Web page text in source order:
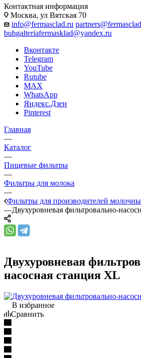
Контактная информация
Москва, ул Вятская 70
info@fermasclad.ru
buhgalteriafermasklad@yandex.ru
Вконтакте
Telegram
YouTube
Rutube
MAX
WhatsApp
Яндекс.Дзен
Pinterest
Главная
—
Каталог
—
Пищевые фильтры
—
Фильтры для молока
—
Фильтры для производителей
—Двухуровневая фильтровально-
Двухуровневая
насосная станция XL
В избранное
Сравнить